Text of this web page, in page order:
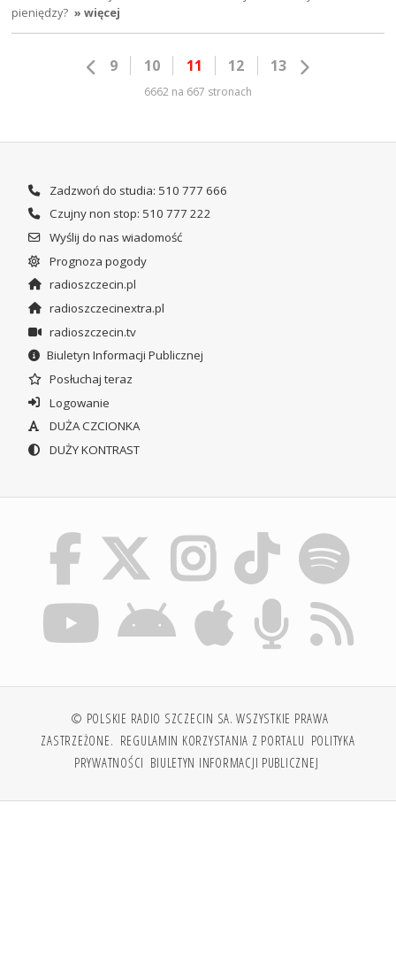
pieniędzy? » więcej
9 10 11 12 13
6662 na 667 stronach
Zadzwoń do studia: 510 777 666
Czujny non stop: 510 777 222
Wyślij do nas wiadomość
Prognoza pogody
radioszczecin.pl
radioszczecinextra.pl
radioszczecin.tv
Biuletyn Informacji Publicznej
Posłuchaj teraz
Logowanie
DUŻA CZCIONKA
DUŻY KONTRAST
© POLSKIE RADIO SZCZECIN SA. WSZYSTKIE PRAWA
ZASTRZEŻONE. REGULAMIN KORZYSTANIA Z PORTALU POLITYKA
PRYWATNOŚCI BIULETYN INFORMACJI PUBLICZNEJ